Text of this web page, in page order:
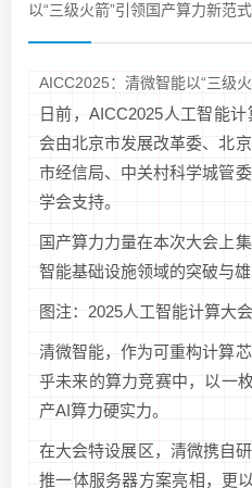
以“三级火箭”引领国产算力新范
AICC2025：清微智能以“三级
日前，AICC2025人工智能
会由北京市发展改革委、北
市经信局、中关村科学城管
学会支持。
国产算力力量在本次大会上
智能基础设施领域的突破与雄
图注：2025人工智能计算大
清微智能，作为可重构计算
乎未来的算力竞赛中，以一
产AI算力硬实力。
在大会特设展区，清微携自
推一体服务器方案亮相，更